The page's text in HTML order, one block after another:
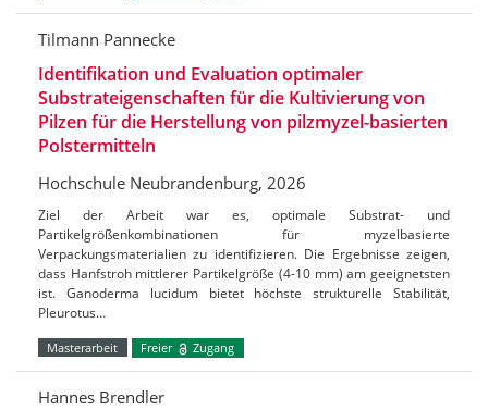
Tilmann Pannecke
Identifikation und Evaluation optimaler
Substrateigenschaften für die Kultivierung von
Pilzen für die Herstellung von pilzmyzel-basierten
Polstermitteln
Hochschule Neubrandenburg, 2026
Ziel der Arbeit war es, optimale Substrat- und
Partikelgrößenkombinationen für myzelbasierte
Verpackungsmaterialien zu identifizieren. Die Ergebnisse zeigen,
dass Hanfstroh mittlerer Partikelgröße (4-10 mm) am geeignetsten
ist. Ganoderma lucidum bietet höchste strukturelle Stabilität,
Pleurotus…
Masterarbeit Freier Zugang
Hannes Brendler